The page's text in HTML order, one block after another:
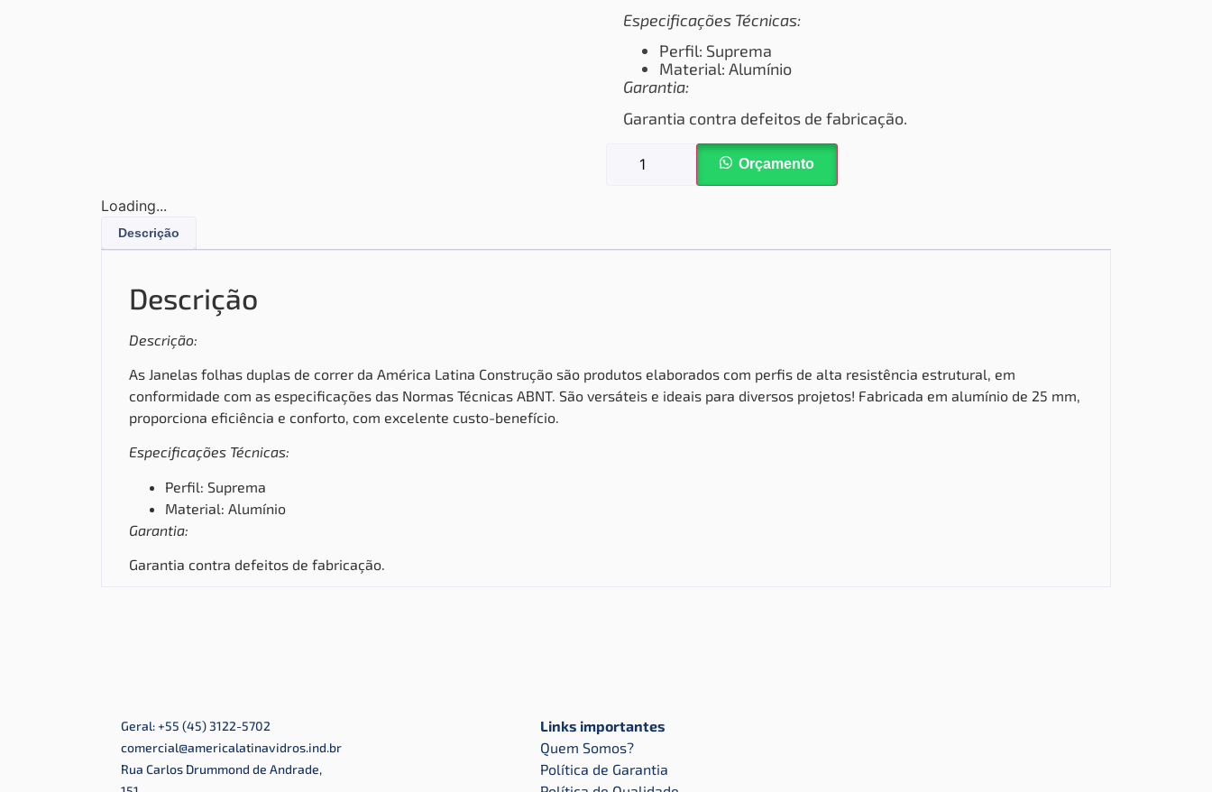
Especificações Técnicas:
Perfil: Suprema
Material: Alumínio
Garantia:
Garantia contra defeitos de fabricação.
Orçamento
Loading...
Descrição
Descrição
Descrição:
As Janelas folhas duplas de correr da América Latina Construção são produtos elaborados com perfis de alta resistência estrutural, em
conformidade com as especificações das Normas Técnicas ABNT. São versáteis e ideais para diversos projetos! Fabricada em alumínio de 25 mm,
proporciona eficiência e conforto, com excelente custo-benefício.
Especificações Técnicas:
Perfil: Suprema
Material: Alumínio
Garantia:
Garantia contra defeitos de fabricação.
Geral: +55 (45) 3122-5702
comercial@americalatinavidros.ind.br
Rua Carlos Drummond de Andrade,
Links importantes
Quem Somos?
Política de Garantia